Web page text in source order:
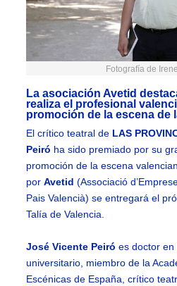
Fotografía de
La asociación Avetid
realiza el profesional
promoción de la escena de
El crítico teatral de LAS
Peiró ha sido premiado por su
promoción de la escena
porAvetid (Associació
Pais Valencià) se entregará el
Talía de Valencia.
José Vicente Peiró es doctor
universitario, miembro de la
Escénicas de España, crítico